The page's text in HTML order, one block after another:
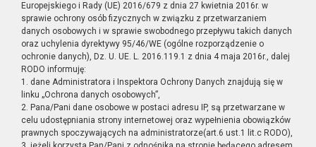
Europejskiego i Rady (UE) 2016/679 z dnia 27 kwietnia 2016r. w
sprawie ochrony osób fizycznych w związku z przetwarzaniem
danych osobowych i w sprawie swobodnego przepływu takich danych
oraz uchylenia dyrektywy 95/46/WE (ogólne rozporządzenie o
ochronie danych), Dz. U. UE. L. 2016.119.1 z dnia 4 maja 2016r., dalej
RODO informuję:
1. dane Administratora i Inspektora Ochrony Danych znajdują się w
linku „Ochrona danych osobowych”,
2. Pana/Pani dane osobowe w postaci adresu IP, są przetwarzane w
celu udostępniania strony internetowej oraz wypełnienia obowiązków
prawnych spoczywających na administratorze(art.6 ust.1 lit.c RODO),